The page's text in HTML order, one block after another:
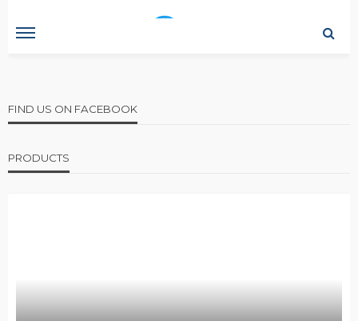
FIND US ON FACEBOOK
PRODUCTS